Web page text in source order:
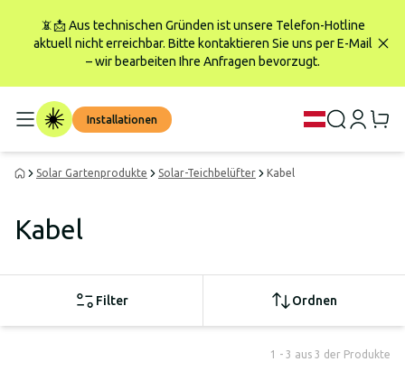
📵📩 Aus technischen Gründen ist unsere Telefon-Hotline
aktuell nicht erreichbar. Bitte kontaktieren Sie uns per E-Mail
– wir bearbeiten Ihre Anfragen bevorzugt.
Installationen
Solar Gartenprodukte Solar-Teichbelüfter Kabel
Kabel
Filter Ordnen
1 - 3 aus 3 der Produkte